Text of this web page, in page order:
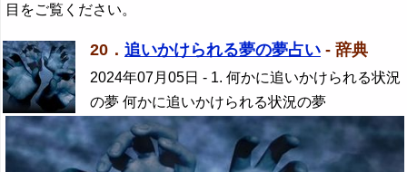
目をご覧ください。
20． 追いかけられる夢の夢占い - 辞典
2024年07月05日 - 1. 何かに追いかけられる状況
の夢 何かに追いかけられる状況の夢